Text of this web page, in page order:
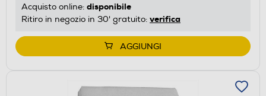
Acquisto online: disponibile
Ritiro in negozio in 30' gratuito: verifica
AGGIUNGI